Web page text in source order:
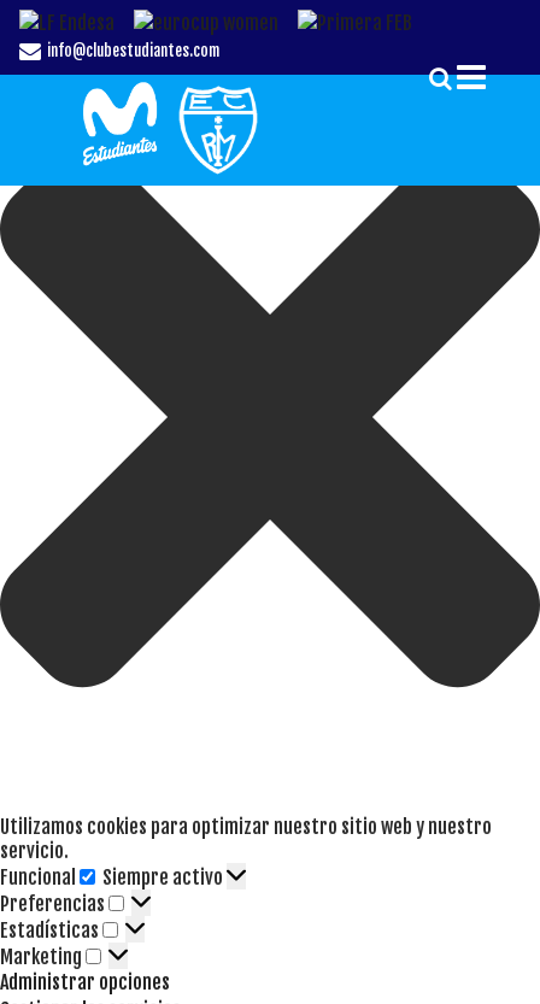
Gestionar el Consentimiento de las Cookies
Utilizamos cookies para optimizar nuestro sitio web y nuestro
servicio.
Funcional
Funcional
Siempre activo
Preferencias
Preferencias
Estadísticas Estadísticas
Marketing Marketing
Administrar opciones
info@clubestudiantes.com